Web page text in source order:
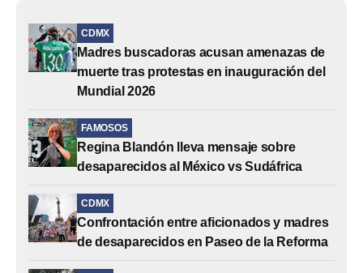
CDMX
Madres buscadoras acusan amenazas de
muerte tras protestas en inauguración del
Mundial 2026
FAMOSOS
Regina Blandón lleva mensaje sobre
desaparecidos al México vs Sudáfrica
CDMX
Confrontación entre aficionados y madres
de desaparecidos en Paseo de la Reforma